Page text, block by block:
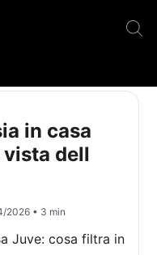
in casa
dell
2026 • 3 min